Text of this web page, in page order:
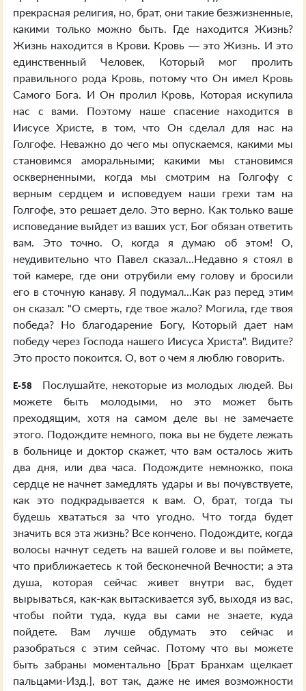
прекрасная религия, но, брат, они такие безжизненные,
какими только можно быть. Где находится Жизнь?
Жизнь находится в Крови. Кровь — это Жизнь. И это
единственный Человек, Который мог пролить
правильного рода Кровь, потому что Он имел Кровь
Самого Бога. И Он пролил Кровь, Которая искупила
нас с вами. Поэтому наше спасение находится в
Иисусе Христе, в том, что Он сделал для нас на
Голгофе. Неважно до чего мы опускаемся, какими мы
становимся аморальными; какими мы становимся
оскверненными, когда мы смотрим на Голгофу с
верным сердцем и исповедуем наши грехи там на
Голгофе, это решает дело. Это верно. Как только ваше
исповедание выйдет из ваших уст, Бог обязан ответить
вам. Это точно. О, когда я думаю об этом! О,
неудивительно что Павел сказал...Недавно я стоял в
той камере, где они отрубили ему голову и бросили
его в сточную канаву. Я подумал...Как раз перед этим
он сказал: "О смерть, где твое жало? Могила, где твоя
победа? Но благодарение Богу, Который дает нам
победу через Господа нашего Иисуса Христа". Видите?
Это просто покоится. О, вот о чем я люблю говорить.
E-58
Послушайте, некоторые из молодых людей. Вы
можете быть молодыми, но это может быть
преходящим, хотя на самом деле вы не замечаете
этого. Подождите немного, пока вы не будете лежать
в больнице и доктор скажет, что вам осталось жить
два дня, или два часа. Подождите немножко, пока
сердце не начнет замедлять удары и вы почувствуете,
как это подкрадывается к вам. О, брат, тогда ты
будешь хвататься за что угодно. Что тогда будет
значить вся эта жизнь? Все кончено. Подождите, когда
волосы начнут седеть на вашей голове и вы поймете,
что приближаетесь к той бесконечной Вечности; а эта
душа, которая сейчас живет внутри вас, будет
вырываться, как-как вытаскивается зуб, выходя из вас,
чтобы пойти туда, куда вы сами не знаете, куда
пойдете. Вам лучше обдумать это сейчас и
разобраться с этим сейчас. Потому что вы можете
быть забраны моментально [Брат Бранхам щелкает
пальцами-Изд.], вот так, даже не имея возможности